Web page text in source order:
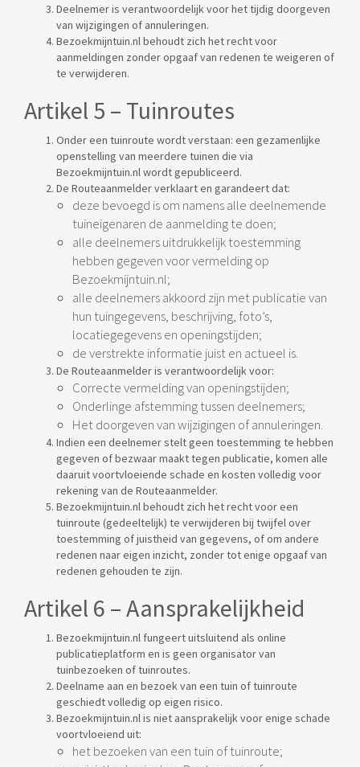
Deelnemer is verantwoordelijk voor het tijdig doorgeven
van wijzigingen of annuleringen.
Bezoekmijntuin.nl behoudt zich het recht voor
aanmeldingen zonder opgaaf van redenen te weigeren of
te verwijderen.
Artikel 5 – Tuinroutes
Onder een tuinroute wordt verstaan: een gezamenlijke
openstelling van meerdere tuinen die via
Bezoekmijntuin.nl wordt gepubliceerd.
De Routeaanmelder verklaart en garandeert dat:
deze bevoegd is om namens alle deelnemende
tuineigenaren de aanmelding te doen;
alle deelnemers uitdrukkelijk toestemming
hebben gegeven voor vermelding op
Bezoekmijntuin.nl;
alle deelnemers akkoord zijn met publicatie van
hun tuingegevens, beschrijving, foto’s,
locatiegegevens en openingstijden;
de verstrekte informatie juist en actueel is.
De Routeaanmelder is verantwoordelijk voor:
Correcte vermelding van openingstijden;
Onderlinge afstemming tussen deelnemers;
Het doorgeven van wijzigingen of annuleringen.
Indien een deelnemer stelt geen toestemming te hebben
gegeven of bezwaar maakt tegen publicatie, komen alle
daaruit voortvloeiende schade en kosten volledig voor
rekening van de Routeaanmelder.
Bezoekmijntuin.nl behoudt zich het recht voor een
tuinroute (gedeeltelijk) te verwijderen bij twijfel over
toestemming of juistheid van gegevens, of om andere
redenen naar eigen inzicht, zonder tot enige opgaaf van
redenen gehouden te zijn.
Artikel 6 – Aansprakelijkheid
Bezoekmijntuin.nl fungeert uitsluitend als online
publicatieplatform en is geen organisator van
tuinbezoeken of tuinroutes.
Deelname aan en bezoek van een tuin of tuinroute
geschiedt volledig op eigen risico.
Bezoekmijntuin.nl is niet aansprakelijk voor enige schade
voortvloeiend uit:
het bezoeken van een tuin of tuinroute;